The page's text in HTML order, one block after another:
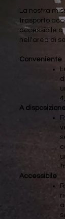
La nostra
trasporto
accessibile a
nell'area di
Conveniente
A
Accessibile